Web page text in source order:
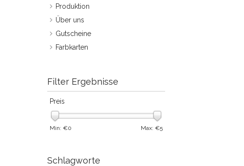
Produktion
Über uns
Gutscheine
Farbkarten
Filter Ergebnisse
Preis
Min: €0 Max: €5
Schlagworte